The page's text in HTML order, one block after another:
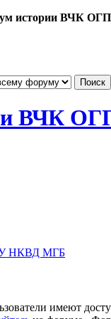
истории ВЧК
НКВД МГБ
имеют